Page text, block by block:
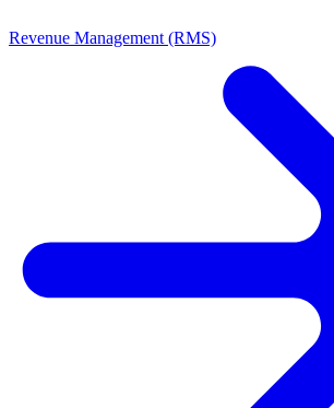
Revenue Management (RMS)